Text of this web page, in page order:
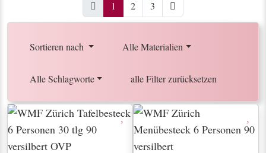
1 (current)
2 3
Nächste Seite
Sortieren nach Alle Materialien
Alle Schlagworte alle Filter zurücksetzen